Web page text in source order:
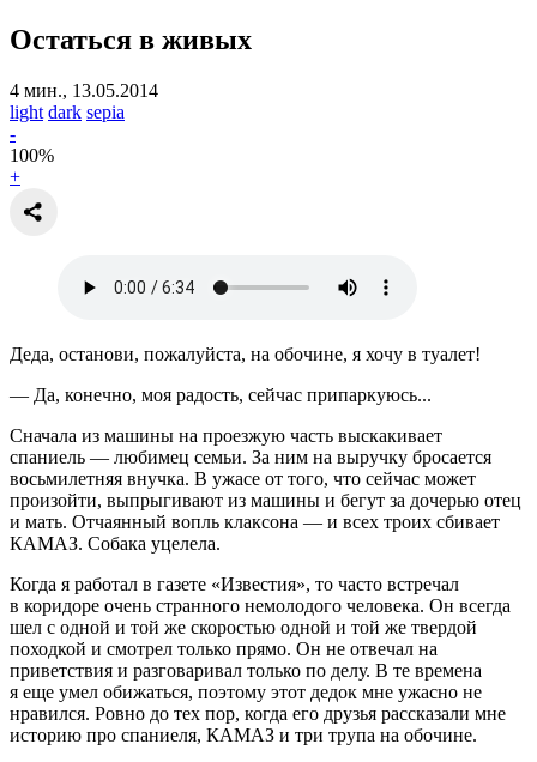
Остаться в живых
4 мин., 13.05.2014
light dark sepia
-
100%
+
Деда, останови, пожалуйста, на обочине, я хочу в туалет!
— Да, конечно, моя радость, сейчас припаркуюсь...
Сначала из машины на проезжую часть выскакивает
спаниель — любимец семьи. За ним на выручку бросается
восьмилетняя внучка. В ужасе от того, что сейчас может
произойти, выпрыгивают из машины и бегут за дочерью отец
и мать. Отчаянный вопль клаксона — и всех троих сбивает
КАМАЗ. Собака уцелела.
Когда я работал в газете «Известия», то часто встречал
в коридоре очень странного немолодого человека. Он всегда
шел с одной и той же скоростью одной и той же твердой
походкой и смотрел только прямо. Он не отвечал на
приветствия и разговаривал только по делу. В те времена
я еще умел обижаться, поэтому этот дедок мне ужасно не
нравился. Ровно до тех пор, когда его друзья рассказали мне
историю про спаниеля, КАМАЗ и три трупа на обочине.